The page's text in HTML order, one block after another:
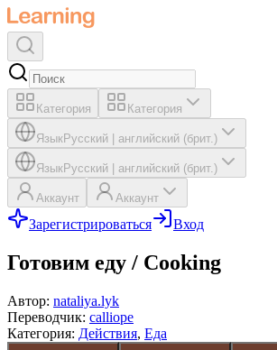
Категория Категория
ЯзыкРусский английский (брит.)
ЯзыкРусский английский (брит.)
Аккаунт Аккаунт
Зарегистрироваться Вход
Готовим еду / Cooking
Автор: nataliya.lyk
Переводчик: calliope
Категория: Действия, Еда